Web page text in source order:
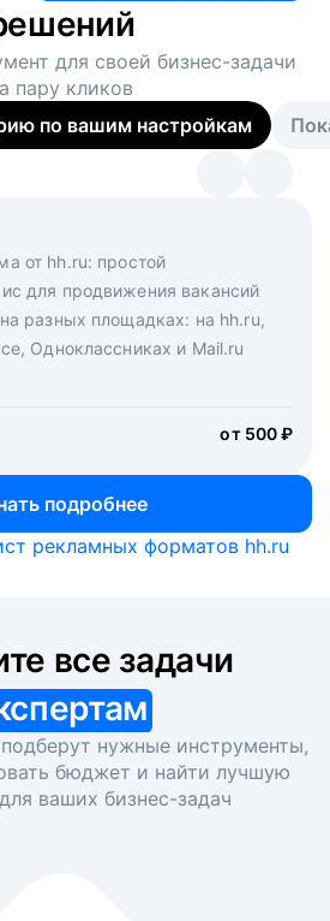
для своей бизнес-задачи
пару кликов
по вашим настройкам
от hh.ru: простой
для продвижения вакансий
разных площадках: на hh.ru,
Одноклассниках и Mail.ru
от 500 ₽
подробнее
вакансий на главной странице
откликов
ключ. Решите, сколько
нужно, и за дело возьмутся
и проектные менеджеры
digital-инструментов
рекламных форматов hh.ru
нужные инструменты,
бюджет и найти лучшую
ваших бизнес-задач